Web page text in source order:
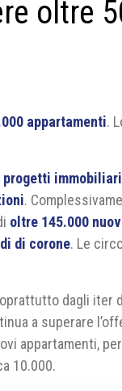
oltre
appartamenti.
immobiliari
.
oltre 145.000
di corone. Le
dagli iter
a superare
appartamenti,
10.000.